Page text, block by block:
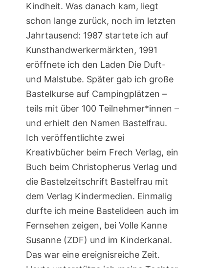
Kindheit. Was danach kam, liegt
schon lange zurück, noch im letzten
Jahrtausend: 1987 startete ich auf
Kunsthandwerkermärkten, 1991
eröffnete ich den Laden Die Duft-
und Malstube. Später gab ich große
Bastelkurse auf Campingplätzen –
teils mit über 100 Teilnehmer*innen –
und erhielt den Namen Bastelfrau.
Ich veröffentlichte zwei
Kreativbücher beim Frech Verlag, ein
Buch beim Christopherus Verlag und
die Bastelzeitschrift Bastelfrau mit
dem Verlag Kindermedien. Einmalig
durfte ich meine Bastelideen auch im
Fernsehen zeigen, bei Volle Kanne
Susanne (ZDF) und im Kinderkanal.
Das war eine ereignisreiche Zeit.